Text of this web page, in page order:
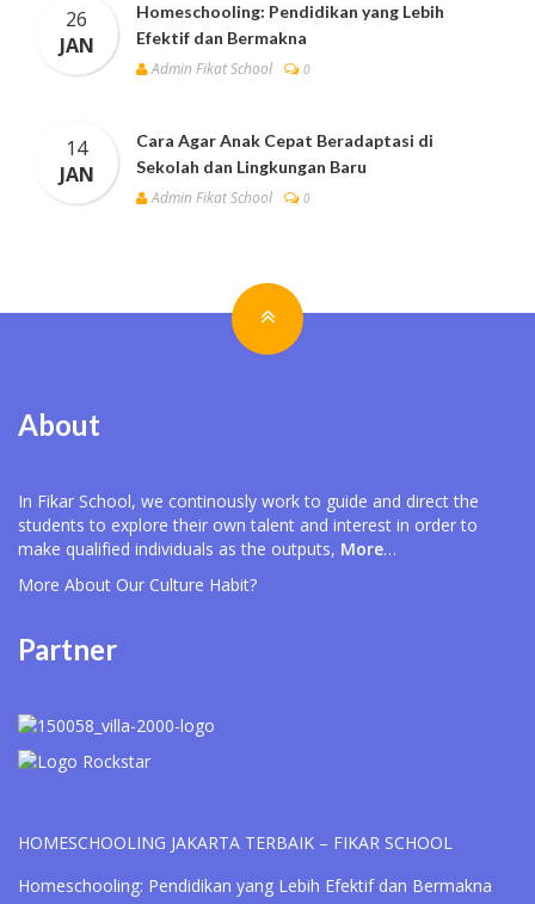
26
JAN
Homeschooling: Pendidikan yang Lebih
Efektif dan Bermakna
Admin Fikat School
0
14
JAN
Cara Agar Anak Cepat Beradaptasi di
Sekolah dan Lingkungan Baru
Admin Fikat School
0
About
In Fikar School, we continously work to guide and direct the
students to explore their own talent and interest in order to
make qualified individuals as the outputs, More…
More About Our Culture Habit?
Partner
HOMESCHOOLING JAKARTA TERBAIK – FIKAR SCHOOL
Homeschooling: Pendidikan yang Lebih Efektif dan Bermakna